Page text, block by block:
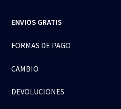
ENVIOS GRATIS
FORMAS DE PAGO
CAMBIO
DEVOLUCIONES